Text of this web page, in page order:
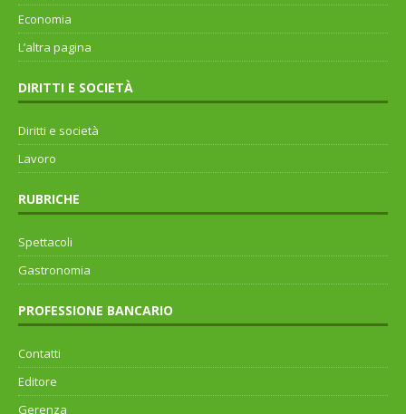
Economia
L’altra pagina
DIRITTI E SOCIETÀ
Diritti e società
Lavoro
RUBRICHE
Spettacoli
Gastronomia
PROFESSIONE BANCARIO
Contatti
Editore
Gerenza